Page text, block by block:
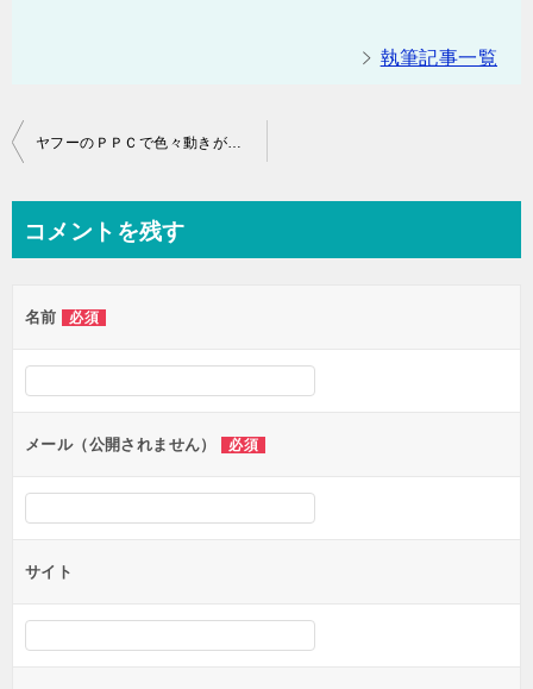
執筆記事一覧
投
ビ
ー
シ
ン
ヤフーのＰＰＣで色々動きがありました
コメントを残す
名前 必須
メール（公開されません） 必須
サイト